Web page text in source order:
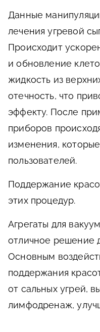
Данные
лечения угревой
Происходит
и обновление
жидкость из
отечность, что
эффекту. После
приборов
изменения,
пользователей.
Поддержание
этих процедур.
Агрегаты для
отличное решение
Основным
поддержания
от сальных угрей,
лимфодренаж,